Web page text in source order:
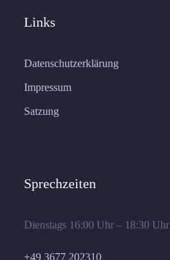
Links
Datenschutzerklärung
Impressum
Satzung
Sprechzeiten
Dienstags 16:00 Uhr – 18:30 Uhr
+49 3677 202310